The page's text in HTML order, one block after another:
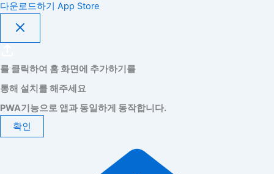
다운로드하기 App Store
를 클릭하여 홈 화면에 추가하기를
통해 설치를 해주세요
PWA기능으로 앱과 동일하게 동작합니다.
확인